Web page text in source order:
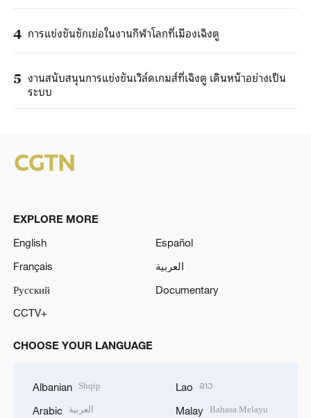
4 การแข่งขันชักเย่อในงานกีฬาโลกที่เมืองเฉิงตู
5 งานสนับสนุนการแข่งขันเวิล์ดเกมส์ที่เฉิงตู เดินหน้าอย่างเป็น
ระบบ
EXPLORE MORE
English
Español
Français
العربية
Русский
Documentary
CCTV+
CHOOSE YOUR LANGUAGE
Albanian Shqip
Arabic العربية
Lao ລາວ
Malay Bahasa Melayu